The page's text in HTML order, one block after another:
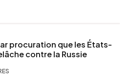
procuration que les États-
contre la Russie